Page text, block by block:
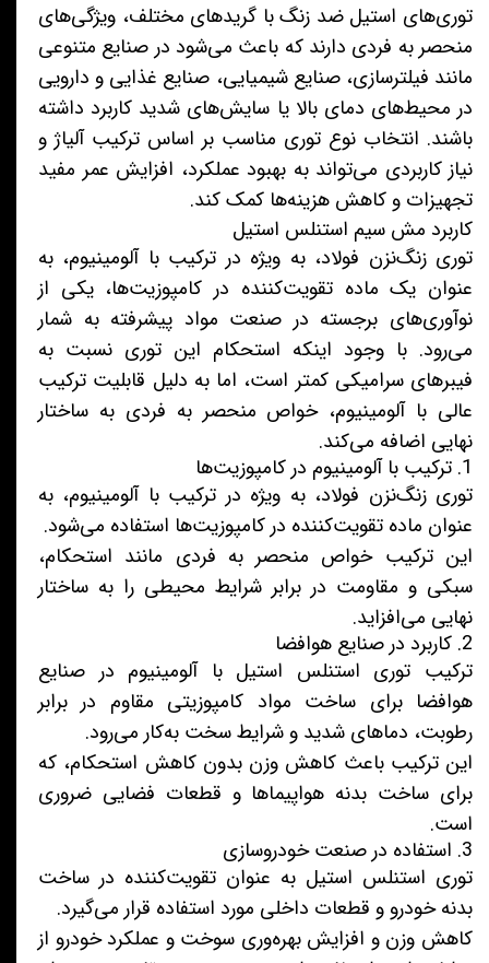
توری‌های استیل ضد زنگ با گریدهای مختلف، ویژگی‌های
منحصر به فردی دارند که باعث می‌شود در صنایع متنوعی
مانند فیلترسازی، صنایع شیمیایی، صنایع غذایی و دارویی
در محیط‌های دمای بالا یا سایش‌های شدید کاربرد داشته
باشند. انتخاب نوع توری مناسب بر اساس ترکیب آلیاژ و
نیاز کاربردی می‌تواند به بهبود عملکرد، افزایش عمر مفید
تجهیزات و کاهش هزینه‌ها کمک کند.
کاربرد مش سیم استنلس استیل
توری زنگ‌نزن فولاد، به ویژه در ترکیب با آلومینیوم، به
عنوان یک ماده تقویت‌کننده در کامپوزیت‌ها، یکی از
نوآوری‌های برجسته در صنعت مواد پیشرفته به شمار
می‌رود. با وجود اینکه استحکام این توری نسبت به
فیبرهای سرامیکی کمتر است، اما به دلیل قابلیت ترکیب
عالی با آلومینیوم، خواص منحصر به فردی به ساختار
نهایی اضافه می‌کند.
1. ترکیب با آلومینیوم در کامپوزیت‌ها
توری زنگ‌نزن فولاد، به ویژه در ترکیب با آلومینیوم، به
عنوان ماده تقویت‌کننده در کامپوزیت‌ها استفاده می‌شود.
این ترکیب خواص منحصر به فردی مانند استحکام،
سبکی و مقاومت در برابر شرایط محیطی را به ساختار
نهایی می‌افزاید.
2. کاربرد در صنایع هوافضا
ترکیب توری استنلس استیل با آلومینیوم در صنایع
هوافضا برای ساخت مواد کامپوزیتی مقاوم در برابر
رطوبت، دماهای شدید و شرایط سخت به‌کار می‌رود.
این ترکیب باعث کاهش وزن بدون کاهش استحکام، که
برای ساخت بدنه هواپیماها و قطعات فضایی ضروری
است.
3. استفاده در صنعت خودروسازی
توری استنلس استیل به عنوان تقویت‌کننده در ساخت
بدنه خودرو و قطعات داخلی مورد استفاده قرار می‌گیرد.
کاهش وزن و افزایش بهره‌وری سوخت و عملکرد خودرو از